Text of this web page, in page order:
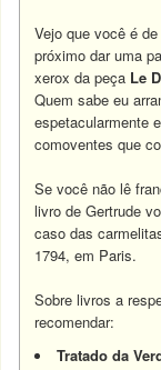
Vejo que você é
próximo dar uma
xerox da peça Le
Quem sabe eu
espetacularmente
comoventes que
Se você não lê
livro de Gertrude
caso das
1794, em Paris.
Sobre livros a
recomendar:
Tratado da